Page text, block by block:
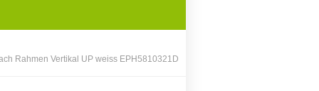
Rahmen Vertikal UP weiss EPH5810321D